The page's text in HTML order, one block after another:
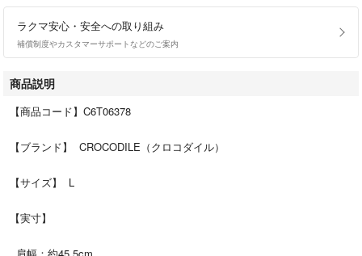
ラクマ安心・安全への取り組み
補償制度やカスタマーサポートなどのご案内
商品説明
【商品コード】C6T06378
【ブランド】 CROCODILE（クロコダイル）
【サイズ】 L
【実寸】